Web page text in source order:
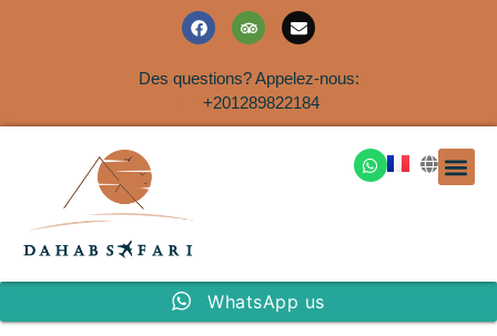
Des questions? Appelez-nous:
+201289822184
WhatsApp us